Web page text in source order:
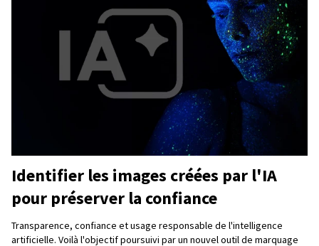
Identifier les images créées par l'IA
pour préserver la confiance
Transparence, confiance et usage responsable de l'intelligence
artificielle. Voilà l'objectif poursuivi par un nouvel outil de marquage